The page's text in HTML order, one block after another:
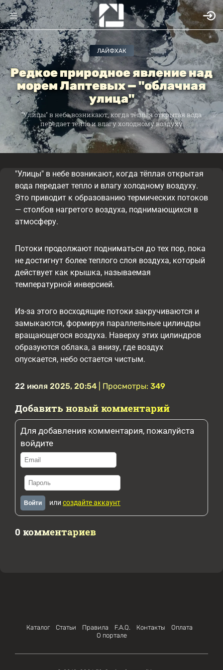
ЛАЙФХАК
Редкое природное явление над
морем Лаптевых — "облачная
улица"
"Улицы" в небе возникают, когда тёплая открытая вода
передает тепло и влагу холодному воздуху
"Улицы" в небе возникают, когда тёплая открытая
вода передает тепло и влагу холодному воздуху.
Это приводит к образованию термических потоков
— столбов нагретого воздуха, поднимающихся в
атмосферу.
Потоки продолжают подниматься до тех пор, пока
не достигнут более теплого слоя воздуха, который
действует как крышка, называемая
температурной инверсией.
Из-за этого восходящие потоки закручиваются и
замыкаются, формируя параллельные цилиндры
вращающегося воздуха. Наверху этих цилиндров
образуются облака, а внизу, где воздух
опускается, небо остается чистым.
22 июля 2025, 20:54 | Просмотры: 349
Добавить новый комментарий
Для добавления комментария, пожалуйста
войдите
Войти или создайте аккаунт
0 комментариев
Каталог Статьи Правила F.A.Q. Контакты
Оплата
О портале